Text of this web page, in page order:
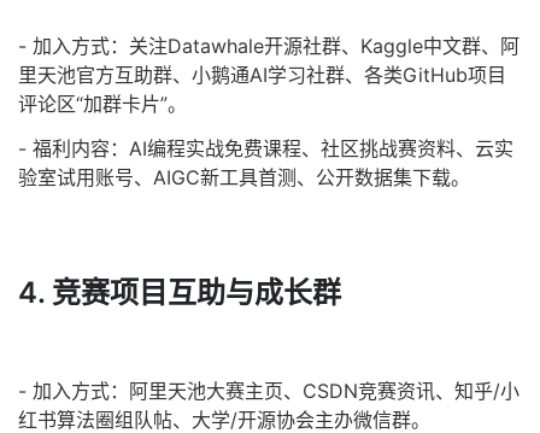
- 加入方式：关注Datawhale开源社群、Kaggle中文群、阿
里天池官方互助群、小鹅通AI学习社群、各类GitHub项目
评论区“加群卡片”。
- 福利内容：AI编程实战免费课程、社区挑战赛资料、云实
验室试用账号、AIGC新工具首测、公开数据集下载。
4. 竞赛项目互助与成长群
- 加入方式：阿里天池大赛主页、CSDN竞赛资讯、知乎/小
红书算法圈组队帖、大学/开源协会主办微信群。